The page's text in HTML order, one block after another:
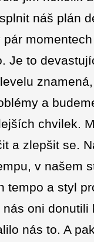
náš plán
Je to
a
chvilek.
a zlepšit se.
v našem
tempo a styl
oni donutili
nás to. A